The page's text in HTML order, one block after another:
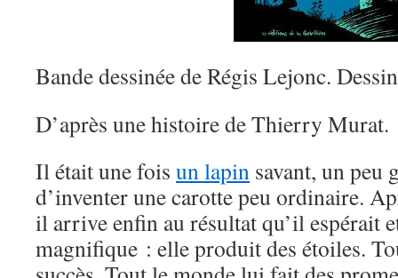
Bande dessinée de Régis Lejonc.
D’après une histoire de Thierry Murat.
Il était une fois un lapin savant, un peu
d’inventer une carotte peu ordinaire.
il arrive enfin au résultat qu’il espérait
magnifique : elle produit des étoiles.